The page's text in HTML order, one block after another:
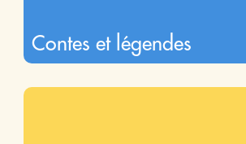
Contes et légendes